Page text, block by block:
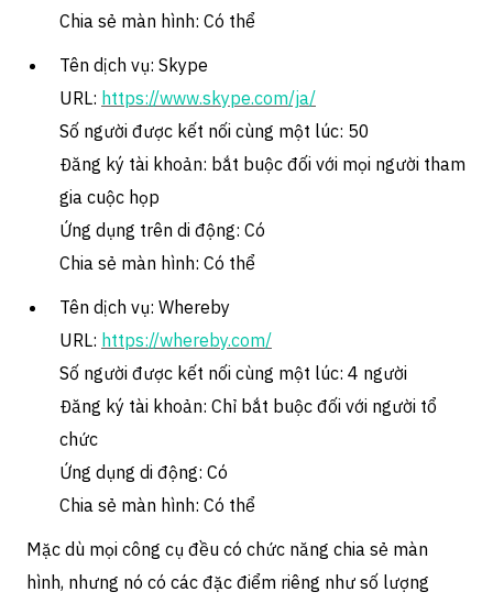
Chia sẻ màn hình: Có thể
Tên dịch vụ: Skype
URL: https://www.skype.com/ja/
Số người được kết nối cùng một lúc: 50
Đăng ký tài khoản: bắt buộc đối với mọi người tham
gia cuộc họp
Ứng dụng trên di động: Có
Chia sẻ màn hình: Có thể
Tên dịch vụ: Whereby
URL: https://whereby.com/
Số người được kết nối cùng một lúc: 4 người
Đăng ký tài khoản: Chỉ bắt buộc đối với người tổ
chức
Ứng dụng di động: Có
Chia sẻ màn hình: Có thể
Mặc dù mọi công cụ đều có chức năng chia sẻ màn
hình, nhưng nó có các đặc điểm riêng như số lượng